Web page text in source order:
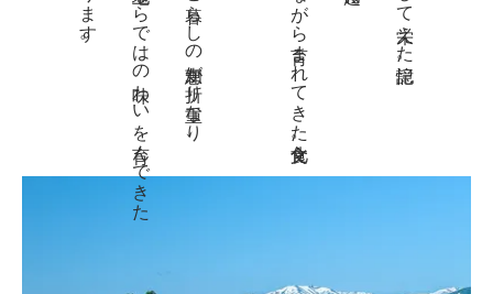
この土地ならではの味わいを育んできた